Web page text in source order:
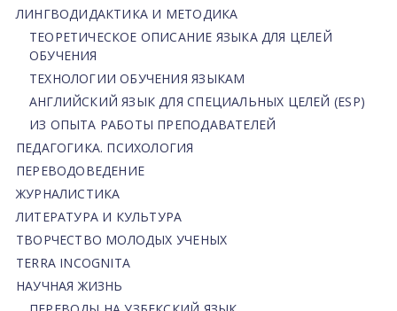
ЛИНГВОДИДАКТИКА И МЕТОДИКА
ТЕОРЕТИЧЕСКОЕ ОПИСАНИЕ ЯЗЫКА ДЛЯ ЦЕЛЕЙ
ОБУЧЕНИЯ
ТЕХНОЛОГИИ ОБУЧЕНИЯ ЯЗЫКАМ
АНГЛИЙСКИЙ ЯЗЫК ДЛЯ СПЕЦИАЛЬНЫХ ЦЕЛЕЙ (ESP)
ИЗ ОПЫТА РАБОТЫ ПРЕПОДАВАТЕЛЕЙ
ПЕДАГОГИКА. ПСИХОЛОГИЯ
ПЕРЕВОДОВЕДЕНИЕ
ЖУРНАЛИСТИКА
ЛИТЕРАТУРА И КУЛЬТУРА
ТВОРЧЕСТВО МОЛОДЫХ УЧЕНЫХ
TERRA INCOGNITA
НАУЧНАЯ ЖИЗНЬ